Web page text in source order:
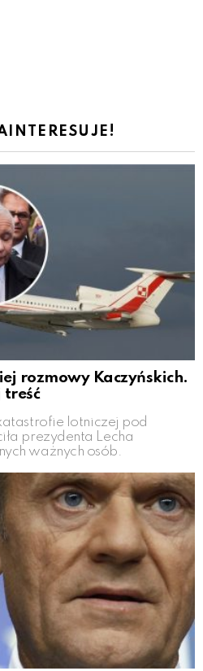
rozmowy Kaczyńskich.
treść
lotniczej pod
prezydenta Lecha
ważnych osób.